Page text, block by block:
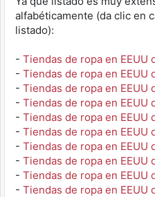
alfabéticamente (da clic en
listado):
- Tiendas de ropa en EEUU
- Tiendas de ropa en EEUU
- Tiendas de ropa en EEUU
- Tiendas de ropa en EEUU
- Tiendas de ropa en EEUU
- Tiendas de ropa en EEUU
- Tiendas de ropa en EEUU
- Tiendas de ropa en EEUU
- Tiendas de ropa en EEUU
- Tiendas de ropa en EEUU